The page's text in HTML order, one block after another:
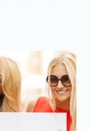
というバナー